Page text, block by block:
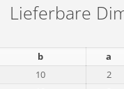
Lieferbare
b a
10
2